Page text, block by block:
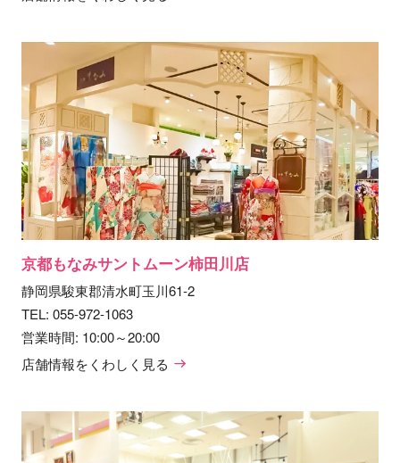
京都もなみサントムーン柿田川店
静岡県駿東郡清水町玉川61-2
TEL: 055-972-1063
営業時間: 10:00～20:00
店舗情報をくわしく見る